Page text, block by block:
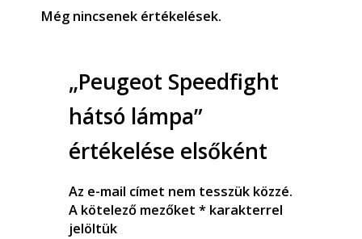
Még nincsenek értékelések.
„Peugeot Speedfight
hátsó lámpa”
értékelése elsőként
Az e-mail címet nem tesszük közzé.
A kötelező mezőket *karakterrel
jelöltük